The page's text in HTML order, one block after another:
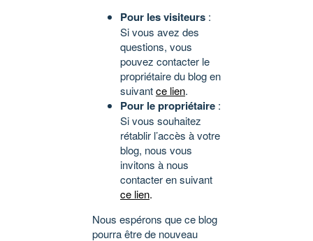
Pour les visiteurs :
Si vous avez des
questions, vous
pouvez contacter le
propriétaire du blog en
suivantce lien.
Pour le propriétaire :
Si vous souhaitez
rétablir l’accès à votre
blog, nous vous
invitons à nous
contacter en suivant
ce lien.
Nous espérons que ce blog
pourra être de nouveau